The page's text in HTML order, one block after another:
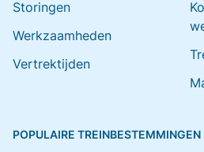
Storingen
Werkzaamheden
Vertrektijden
POPULAIRE TREINBESTEMMINGEN